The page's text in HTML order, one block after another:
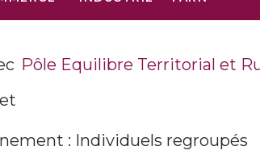
Pôle Equilibre Territorial et
: Individuels regroupés